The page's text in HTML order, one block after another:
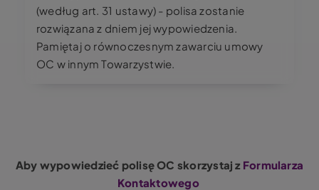
(według art. 31 ustawy) - polisa zostanie
rozwiązana z dniem jej wypowiedzenia.
Pamiętaj o równoczesnym zawarciu umowy
OC w innym Towarzystwie.
Sekcja
Aby wypowiedzieć polisę OC skorzystaj z Formularza
Kontaktowego